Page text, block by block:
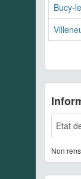
Bucy-
Etat
Non